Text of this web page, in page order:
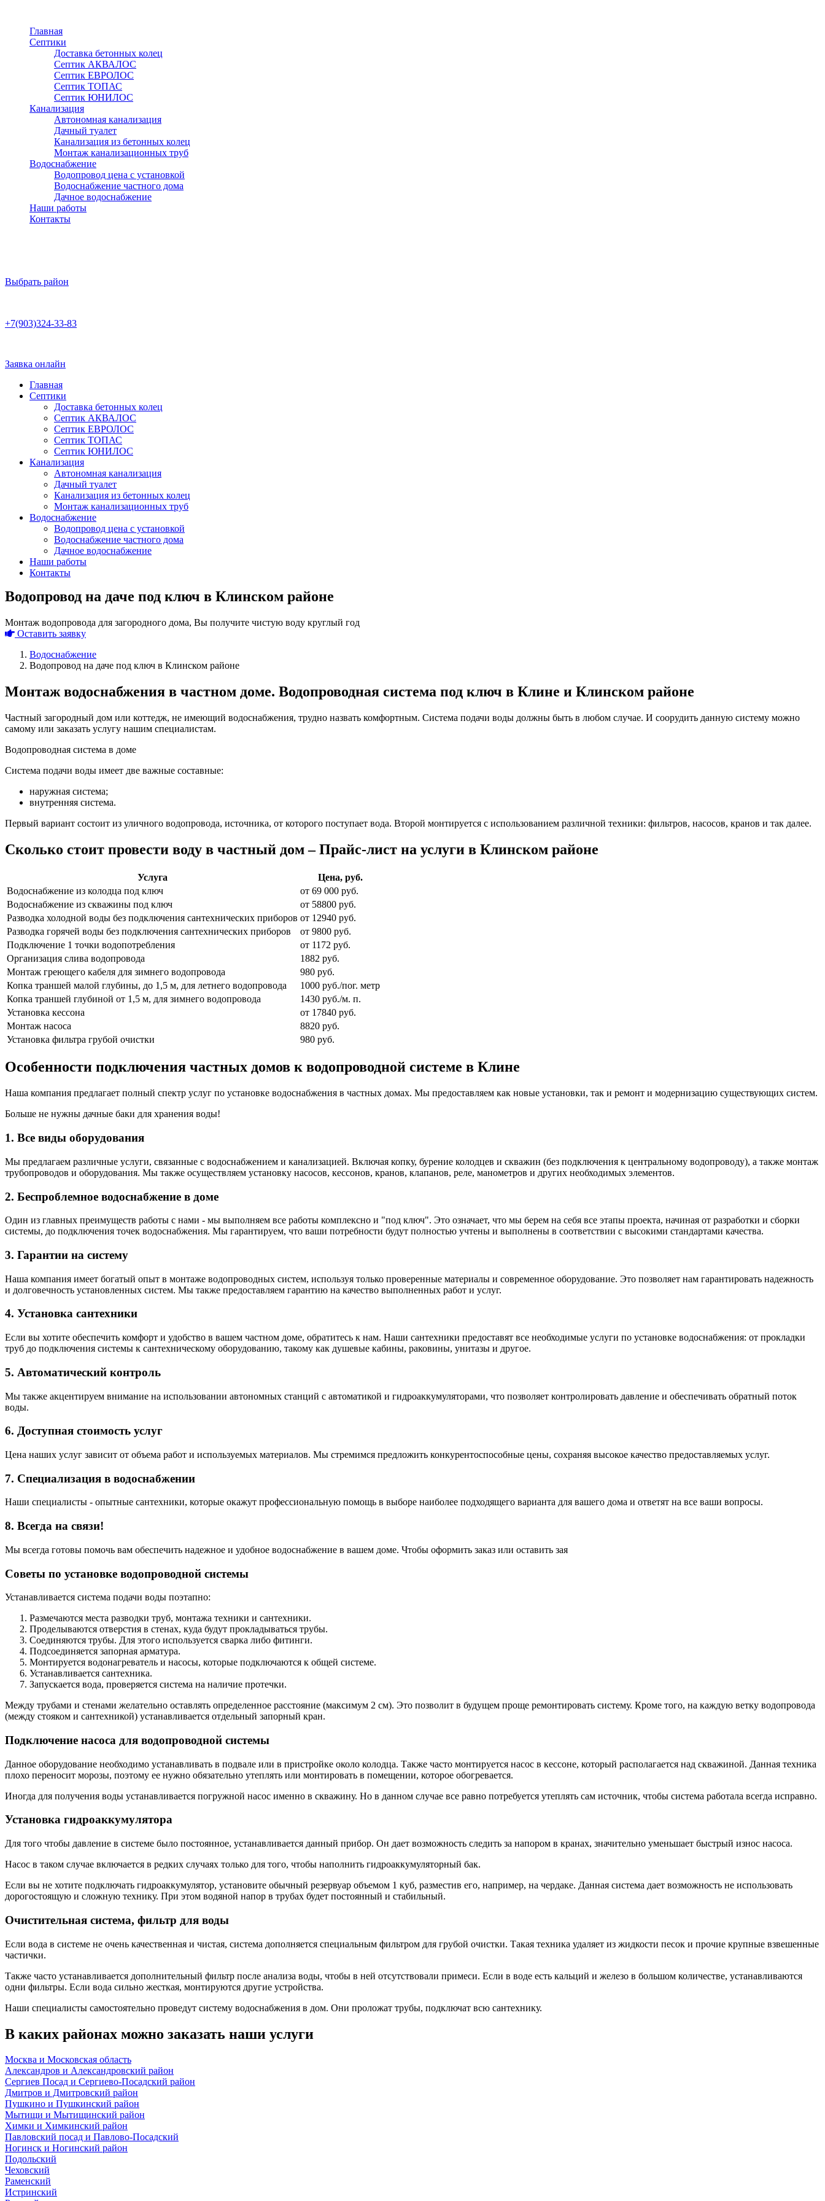
основному
содержанию
Главная
Септики
Доставка бетонных колец
Септик АКВАЛОС
Септик ЕВРОЛОС
Септик ТОПАС
Септик ЮНИЛОС
Канализация
Автономная канализация
Дачный туалет
Канализация из бетонных колец
Монтаж канализационных труб
Водоснабжение
Водопровод цена с установкой
Водоснабжение частного дома
Дачное водоснабжение
Наши работы
Контакты
Выбрать район
+7(903)324-33-83
Заявка онлайн
Главная
Септики
Доставка бетонных колец
Септик АКВАЛОС
Септик ЕВРОЛОС
Септик ТОПАС
Септик ЮНИЛОС
Канализация
Автономная канализация
Дачный туалет
Канализация из бетонных колец
Монтаж канализационных труб
Водоснабжение
Водопровод цена с установкой
Водоснабжение частного дома
Дачное водоснабжение
Наши работы
Контакты
Водопровод на даче под ключ в Клинском районе
Монтаж водопровода для загородного дома, Вы получите чистую воду круглый год
Оставить заявку
Водоснабжение
Водопровод на даче под ключ в Клинском районе
Монтаж водоснабжения в частном доме. Водопроводная система под ключ в Клине и Клинском районе
Частный загородный дом или коттедж, не имеющий водоснабжения, трудно назвать комфортным. Система подачи воды должны быть в любом случае. И соорудить данную систему можно
самому или заказать услугу нашим специалистам.
Водопроводная система в доме
Система подачи воды имеет две важные составные:
наружная система;
внутренняя система.
Первый вариант состоит из уличного водопровода, источника, от которого поступает вода. Второй монтируется с использованием различной техники: фильтров, насосов, кранов и так далее.
Сколько стоит провести воду в частный дом – Прайс-лист на услуги в Клинском районе
Услуга
Цена, руб.
Водоснабжение из колодца под ключ
от 69 000 руб.
Водоснабжение из скважины под ключ
от 58800 руб.
Разводка холодной воды без подключения сантехнических приборов от 12940 руб.
Разводка горячей воды без подключения сантехнических приборов
от 9800 руб.
Подключение 1 точки водопотребления
от 1172 руб.
Организация слива водопровода
1882 руб.
Монтаж греющего кабеля для зимнего водопровода
980 руб.
Копка траншей малой глубины, до 1,5 м, для летнего водопровода
1000 руб./пог. метр
Копка траншей глубиной от 1,5 м, для зимнего водопровода
1430 руб./м. п.
Установка кессона
от 17840 руб.
Монтаж насоса
8820 руб.
Установка фильтра грубой очистки
980 руб.
Особенности подключения частных домов к водопроводной системе в Клине
Наша компания предлагает полный спектр услуг по установке водоснабжения в частных домах. Мы предоставляем как новые установки, так и ремонт и модернизацию существующих систем.
Больше не нужны дачные баки для хранения воды!
1. Все виды оборудования
Мы предлагаем различные услуги, связанные с водоснабжением и канализацией. Включая копку, бурение колодцев и скважин (без подключения к центральному водопроводу), а также монтаж
трубопроводов и оборудования. Мы также осуществляем установку насосов, кессонов, кранов, клапанов, реле, манометров и других необходимых элементов.
2. Беспроблемное водоснабжение в доме
Один из главных преимуществ работы с нами - мы выполняем все работы комплексно и "под ключ". Это означает, что мы берем на себя все этапы проекта, начиная от разработки и сборки
системы, до подключения точек водоснабжения. Мы гарантируем, что ваши потребности будут полностью учтены и выполнены в соответствии с высокими стандартами качества.
3. Гарантии на систему
Наша компания имеет богатый опыт в монтаже водопроводных систем, используя только проверенные материалы и современное оборудование. Это позволяет нам гарантировать надежность
и долговечность установленных систем. Мы также предоставляем гарантию на качество выполненных работ и услуг.
4. Установка сантехники
Если вы хотите обеспечить комфорт и удобство в вашем частном доме, обратитесь к нам. Наши сантехники предоставят все необходимые услуги по установке водоснабжения: от прокладки
труб до подключения системы к сантехническому оборудованию, такому как душевые кабины, раковины, унитазы и другое.
5. Автоматический контроль
Мы также акцентируем внимание на использовании автономных станций с автоматикой и гидроаккумуляторами, что позволяет контролировать давление и обеспечивать обратный поток
воды.
6. Доступная стоимость услуг
Цена наших услуг зависит от объема работ и используемых материалов. Мы стремимся предложить конкурентоспособные цены, сохраняя высокое качество предоставляемых услуг.
7. Специализация в водоснабжении
Наши специалисты - опытные сантехники, которые окажут профессиональную помощь в выборе наиболее подходящего варианта для вашего дома и ответят на все ваши вопросы.
8. Всегда на связи!
Мы всегда готовы помочь вам обеспечить надежное и удобное водоснабжение в вашем доме. Чтобы оформить заказ или оставить зая
Советы по установке водопроводной системы
Устанавливается система подачи воды поэтапно:
Размечаются места разводки труб, монтажа техники и сантехники.
Проделываются отверстия в стенах, куда будут прокладываться трубы.
Соединяются трубы. Для этого используется сварка либо фитинги.
Подсоединяется запорная арматура.
Монтируется водонагреватель и насосы, которые подключаются к общей системе.
Устанавливается сантехника.
Запускается вода, проверяется система на наличие протечки.
Между трубами и стенами желательно оставлять определенное расстояние (максимум 2 см). Это позволит в будущем проще ремонтировать систему. Кроме того, на каждую ветку водопровода
(между стояком и сантехникой) устанавливается отдельный запорный кран.
Подключение насоса для водопроводной системы
Данное оборудование необходимо устанавливать в подвале или в пристройке около колодца. Также часто монтируется насос в кессоне, который располагается над скважиной. Данная техника
плохо переносит морозы, поэтому ее нужно обязательно утеплять или монтировать в помещении, которое обогревается.
Иногда для получения воды устанавливается погружной насос именно в скважину. Но в данном случае все равно потребуется утеплять сам источник, чтобы система работала всегда исправно.
Установка гидроаккумулятора
Для того чтобы давление в системе было постоянное, устанавливается данный прибор. Он дает возможность следить за напором в кранах, значительно уменьшает быстрый износ насоса.
Насос в таком случае включается в редких случаях только для того, чтобы наполнить гидроаккумуляторный бак.
Если вы не хотите подключать гидроаккумулятор, установите обычный резервуар объемом 1 куб, разместив его, например, на чердаке. Данная система дает возможность не использовать
дорогостоящую и сложную технику. При этом водяной напор в трубах будет постоянный и стабильный.
Очистительная система, фильтр для воды
Если вода в системе не очень качественная и чистая, система дополняется специальным фильтром для грубой очистки. Такая техника удаляет из жидкости песок и прочие крупные взвешенные
частички.
Также часто устанавливается дополнительный фильтр после анализа воды, чтобы в ней отсутствовали примеси. Если в воде есть кальций и железо в большом количестве, устанавливаются
одни фильтры. Если вода сильно жесткая, монтируются другие устройства.
Наши специалисты самостоятельно проведут систему водоснабжения в дом. Они проложат трубы, подключат всю сантехнику.
В каких районах можно заказать наши услуги
Москва и Московская область
Александров и Александровский район
Сергиев Посад и Сергиево-Посадский район
Дмитров и Дмитровский район
Пушкино и Пушкинский район
Мытищи и Мытищинский район
Химки и Химкинский район
Павловский посад и Павлово-Посадский
Ногинск и Ногинский район
Подольский
Чеховский
Раменский
Истринский